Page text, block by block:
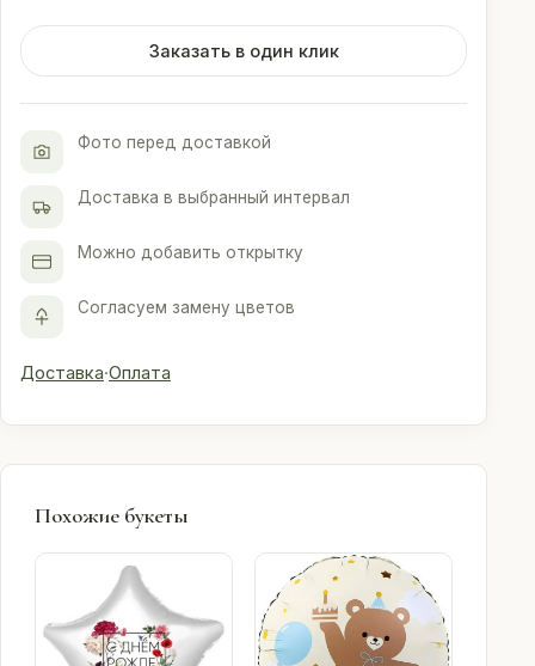
Заказать в один клик
Фото перед доставкой
Доставка в выбранный интервал
Можно добавить открытку
Согласуем замену цветов
Доставка·Оплата
Похожие букеты